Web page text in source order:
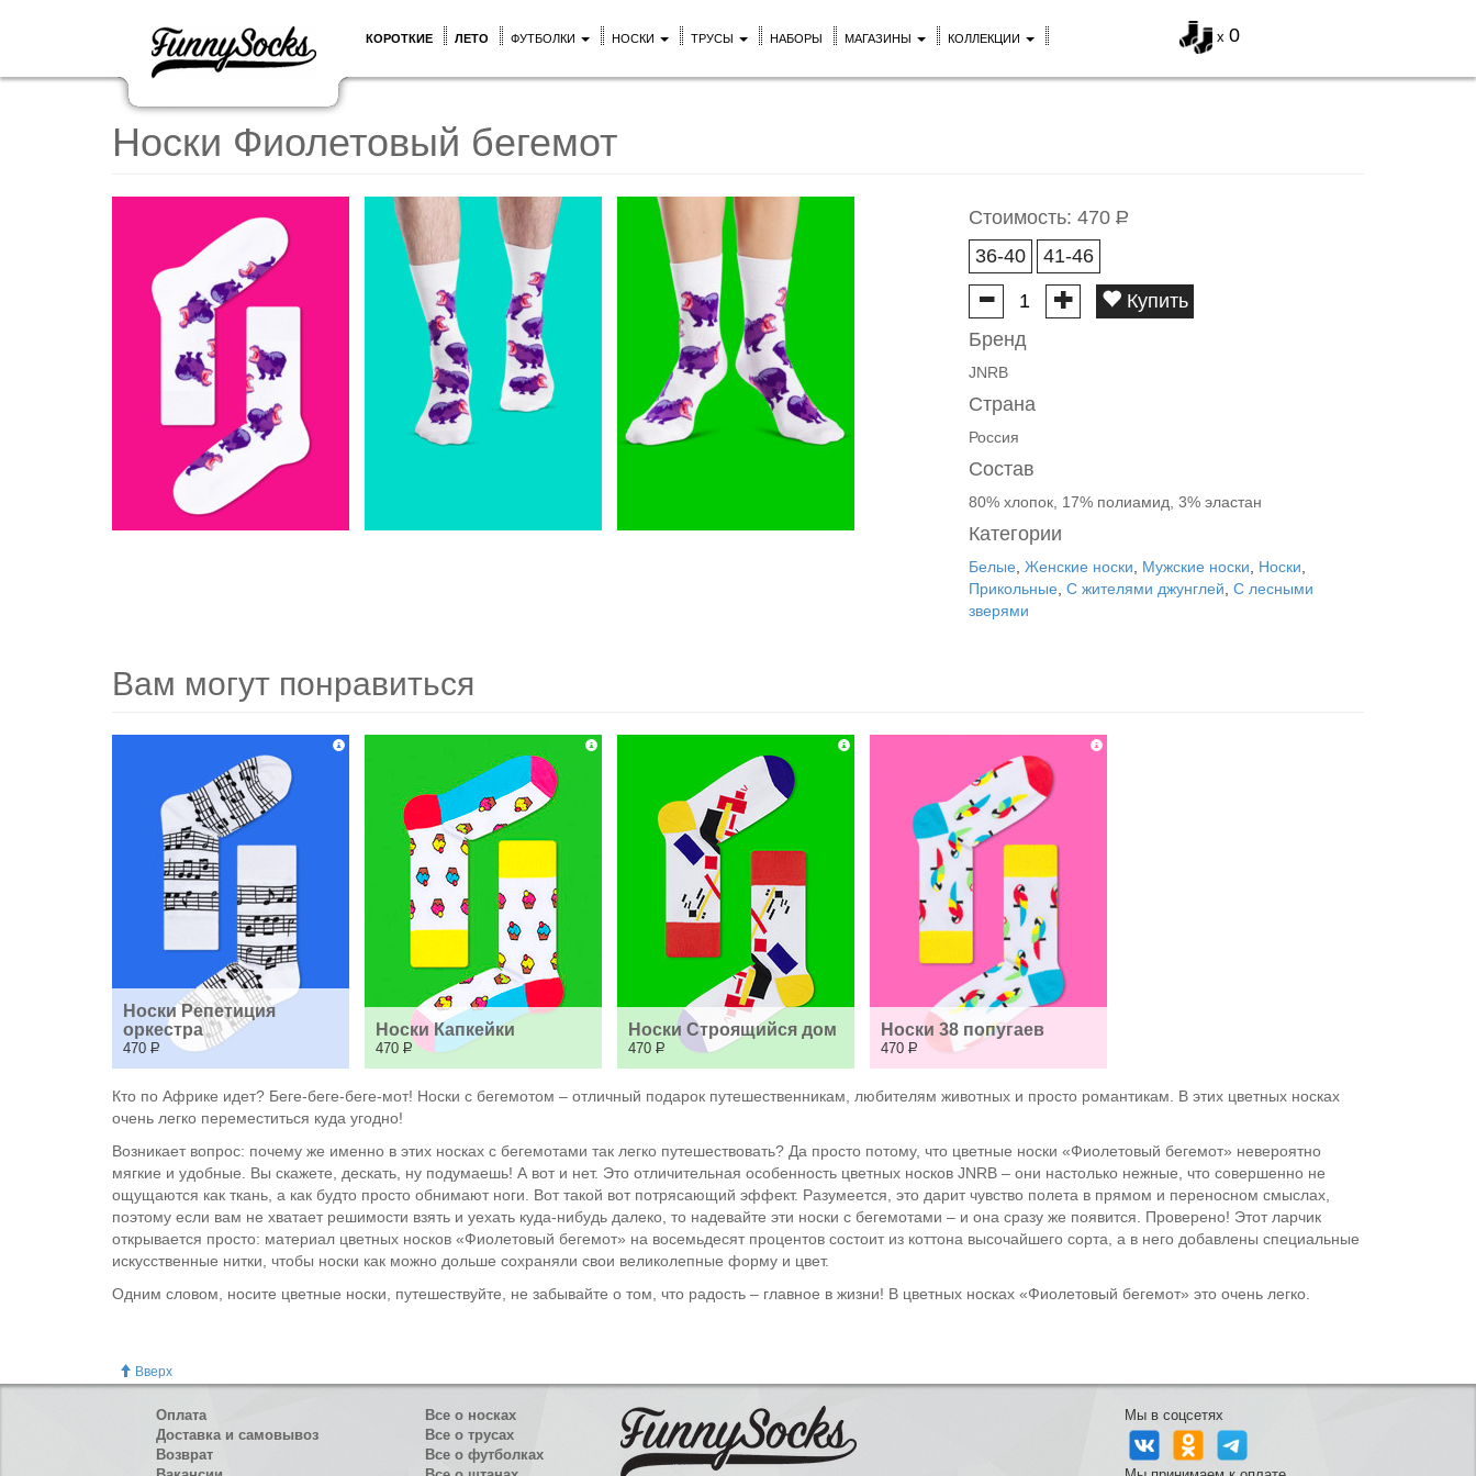
x 0
КОРОТКИЕ ЛЕТО ФУТБОЛКИ НОСКИ ТРУСЫ НАБОРЫ МАГАЗИНЫ КОЛЛЕКЦИИ
Носки Фиолетовый бегемот
Стоимость: 470 Р
36-40
41-46
Купить
Бренд
JNRB
Страна
Россия
Состав
80% хлопок, 17% полиамид, 3% эластан
Категории
Белые Женские носки Мужские носки Носки
Прикольные С жителями джунглей С лесными
зверями
Вам могут понравиться
Носки Репетиция
оркестра
470 Р
Носки Капкейки
470 Р
Носки Строящийся дом
470 Р
Носки 38 попугаев
470 Р
Кто по Африке идет? Беге-беге-беге-мот! Носки с бегемотом – отличный подарок путешественникам, любителям животных и просто романтикам. В этих цветных носках
очень легко переместиться куда угодно!
Возникает вопрос: почему же именно в этих носках с бегемотами так легко путешествовать? Да просто потому, что цветные носки «Фиолетовый бегемот» невероятно
мягкие и удобные. Вы скажете, дескать, ну подумаешь! А вот и нет. Это отличительная особенность цветных носков JNRB – они настолько нежные, что совершенно не
ощущаются как ткань, а как будто просто обнимают ноги. Вот такой вот потрясающий эффект. Разумеется, это дарит чувство полета в прямом и переносном смыслах,
поэтому если вам не хватает решимости взять и уехать куда-нибудь далеко, то надевайте эти носки с бегемотами – и она сразу же появится. Проверено! Этот ларчик
открывается просто: материал цветных носков «Фиолетовый бегемот» на восемьдесят процентов состоит из коттона высочайшего сорта, а в него добавлены специальные
искусственные нитки, чтобы носки как можно дольше сохраняли свои великолепные форму и цвет.
Одним словом, носите цветные носки, путешествуйте, не забывайте о том, что радость – главное в жизни! В цветных носках «Фиолетовый бегемот» это очень легко.
Вверх
Оплата
Доставка и самовывоз
Возврат
Все о носках
Все о трусах
Все о футболках
Мы в соцсетях